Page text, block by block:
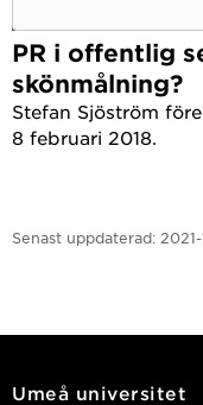
PR i offentlig
skönmålning?
Stefan Sjöström
8 februari 2018.
Senast uppdaterad:
Umeå universitet